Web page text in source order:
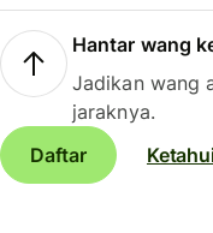
Hantar wang
Jadikan wang
jaraknya.
Daftar